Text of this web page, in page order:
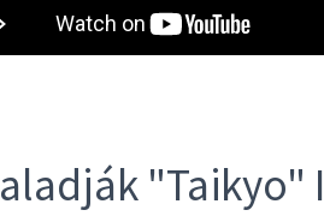
"Taikyo"